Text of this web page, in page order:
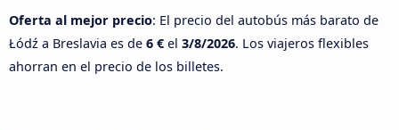
Oferta al mejor precio: El precio del autobús más barato de
Łódź a Breslavia es de 6 € el 3/8/2026. Los viajeros flexibles
ahorran en el precio de los billetes.